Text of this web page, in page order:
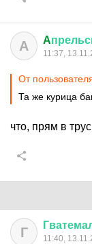
A A
11:37,
От
Та же курица
что, прям в
Г 11:40,